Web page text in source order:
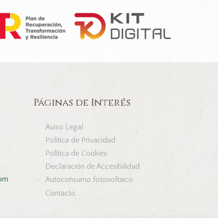
Páginas de Interés
Aviso Legal
Política de Privacidad
Política de Cookies
Declaración de Accesibilidad
Autoconsumo fotovoltaico
Contacto